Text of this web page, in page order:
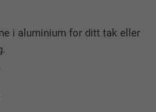
i aluminium for ditt tak eller